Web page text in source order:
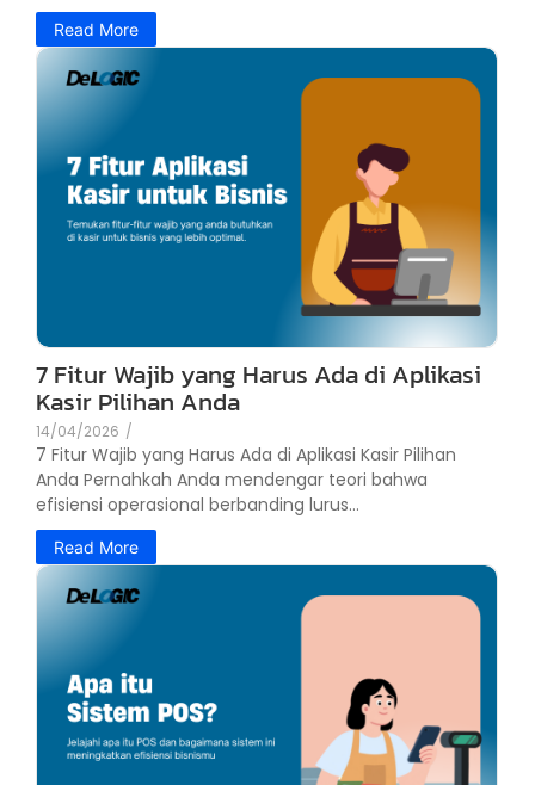
Read More
7 Fitur Wajib yang Harus Ada di Aplikasi
Kasir Pilihan Anda
14/04/2026 /
7 Fitur Wajib yang Harus Ada di Aplikasi Kasir Pilihan
Anda Pernahkah Anda mendengar teori bahwa
efisiensi operasional berbanding lurus...
Read More